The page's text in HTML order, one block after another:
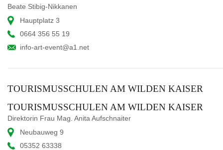
Beate Stibig-Nikkanen
Hauptplatz 3
0664 356 55 19
info-art-event@a1.net
TOURISMUSSCHULEN AM WILDEN KAISER
TOURISMUSSCHULEN AM WILDEN KAISER
Direktorin Frau Mag. Anita Aufschnaiter
Neubauweg 9
05352 63338